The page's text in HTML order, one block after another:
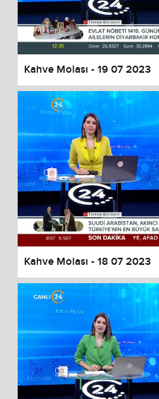
Kahve Molası - 19 07 2023
Kahve Molası - 18 07 2023